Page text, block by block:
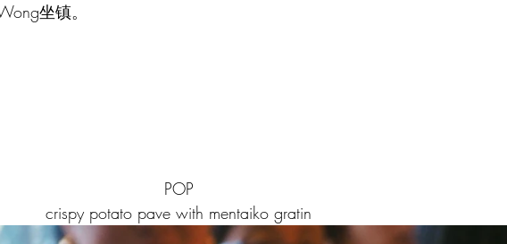
坐镇。
POP
crispy potato pave with mentaiko gratin